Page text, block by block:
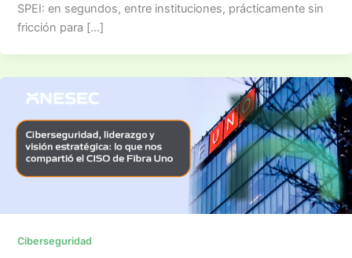
SPEI: en segundos, entre instituciones, prácticamente sin
fricción para […]
Ciberseguridad